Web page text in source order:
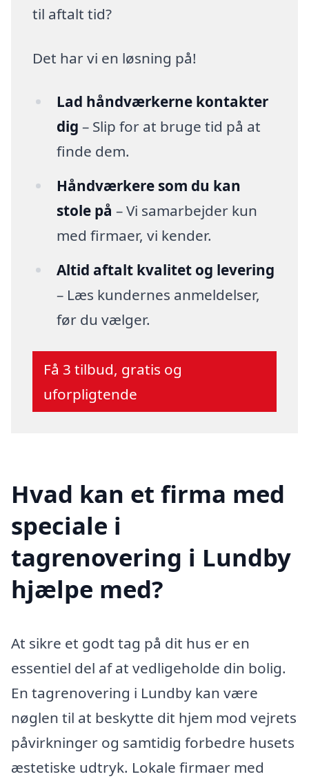
til aftalt tid?
Det har vi en løsning på!
Lad håndværkerne kontakter
dig – Slip for at bruge tid på at
finde dem.
Håndværkere som du kan
stole på – Vi samarbejder kun
med firmaer, vi kender.
Altid aftalt kvalitet og levering
– Læs kundernes anmeldelser,
før du vælger.
Få 3 tilbud, gratis og
uforpligtende
Hvad kan et firma med
speciale i
tagrenovering i Lundby
hjælpe med?
At sikre et godt tag på dit hus er en
essentiel del af at vedligeholde din bolig.
En tagrenovering i Lundby kan være
nøglen til at beskytte dit hjem mod vejrets
påvirkninger og samtidig forbedre husets
æstetiske udtryk. Lokale firmaer med